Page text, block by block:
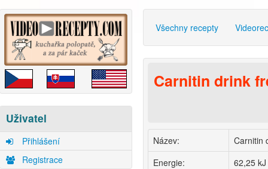
Uživatel
Přihlášení
Registrace
Všechny recepty
Carnitin drink
Název:
Carnitin
Energie:
62,25 kJ